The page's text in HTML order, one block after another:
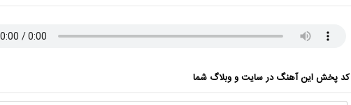
کد پخش این آهنگ در سایت و وبلاگ شما